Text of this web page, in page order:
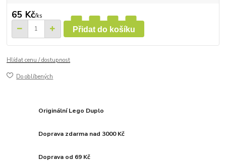
65 Kč/ks
Přidat do košíku
Hlídat cenu / dostupnost
Do oblíbených
Originální Lego Duplo
Doprava zdarma nad 3000 Kč
Doprava od 69 Kč